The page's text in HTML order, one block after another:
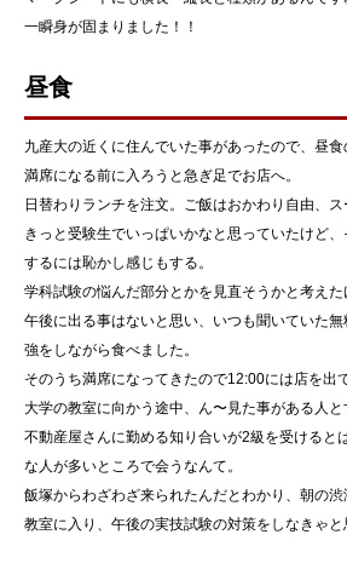
一瞬身が固まりました！！
昼食
九産大の近くに住んでいた事があったので、昼食
満席になる前に入ろうと急ぎ足でお店へ。
日替わりランチを注文。ご飯はおかわり自由、ス
きっと受験生でいっぱいかなと思っていたけど
するには恥かし感じもする。
学科試験の悩んだ部分とかを見直そうかと考え
午後に出る事はないと思い、いつも聞いていた
強をしながら食べました。
そのうち満席になってきたので12:00には店を出
大学の教室に向かう途中、ん〜見た事がある人と
不動産屋さんに勤める知り合いが2級を受けると
な人が多いところで会うなんて。
飯塚からわざわざ来られたんだとわかり、朝の渋
教室に入り、午後の実技試験の対策をしなきゃと